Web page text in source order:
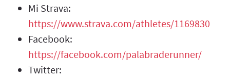
Mi Strava:
https://www.strava.com/athletes/1169830
Facebook:
https://facebook.com/palabraderunner/
Twitter: